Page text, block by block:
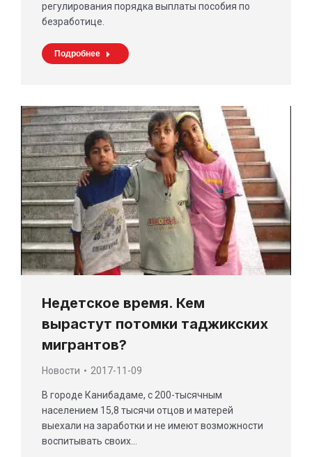
регулирования порядка выплаты пособия по
безработице.
Подробнее
Недетское время. Кем
вырастут потомки таджикских
мигрантов?
Новости 2017-11-09
В городе Канибадаме, с 200-тысячным
населением 15,8 тысячи отцов и матерей
выехали на заработки и не имеют возможности
воспитывать своих…